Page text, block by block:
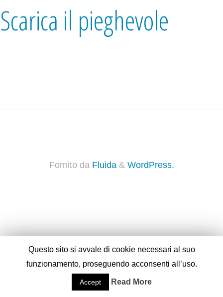
Scarica il pieghevole
Fornito da Fluida& WordPress.
Questo sito si avvale di cookie necessari al suo
funzionamento, proseguendo acconsenti all’uso.
Accept Read More